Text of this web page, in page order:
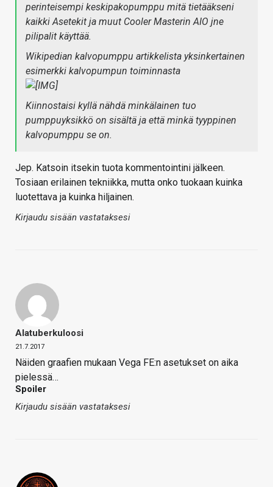
perinteisempi keskipakopumppu mitä tietääkseni
kaikki Asetekit ja muut Cooler Masterin AIO jne
pilipalit käyttää.
Wikipedian kalvopumppu artikkelista yksinkertainen
esimerkki kalvopumpun toiminnasta
Kiinnostaisi kyllä nähdä minkälainen tuo
pumppuyksikkö on sisältä ja että minkä tyyppinen
kalvopumppu se on.
Jep. Katsoin itsekin tuota kommentointini jälkeen.
Tosiaan erilainen tekniikka, mutta onko tuokaan kuinka
luotettava ja kuinka hiljainen.
Kirjaudu sisään vastataksesi
Alatuberkuloosi
21.7.2017
Näiden graafien mukaan Vega FE:n asetukset on aika
pielessä…
Spoiler
Kirjaudu sisään vastataksesi